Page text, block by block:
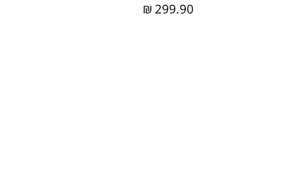
299.90
₪